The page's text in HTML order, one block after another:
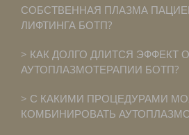
СОБСТВЕННАЯ ПЛАЗМА
ЛИФТИНГА БОТП?
КАК ДОЛГО ДЛИТСЯ ЭФФЕКТ
АУТОПЛАЗМОТЕРАПИИ БОТП?
С КАКИМИ ПРОЦЕДУРАМИ
КОМБИНИРОВАТЬ